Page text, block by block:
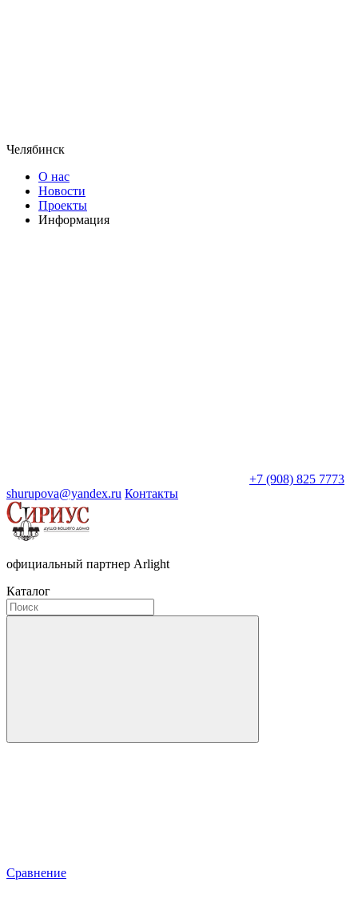
Челябинск
О нас
Новости
Проекты
Информация
+7 (908) 825 7773
shurupova@yandex.ru Контакты
официальный партнер Arlight
Каталог
Сравнение